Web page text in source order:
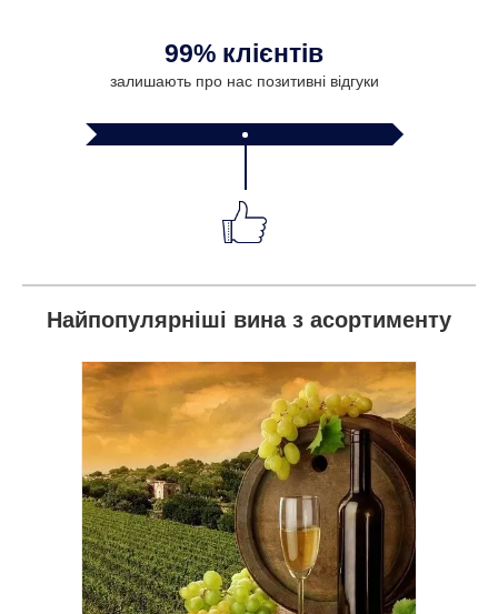
99% клієнтів
залишають про нас позитивні відгуки
Найпопулярніші вина з асортименту